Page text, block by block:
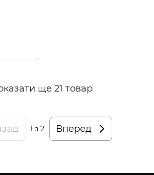
ще 21 товар
1 з 2 Вперед